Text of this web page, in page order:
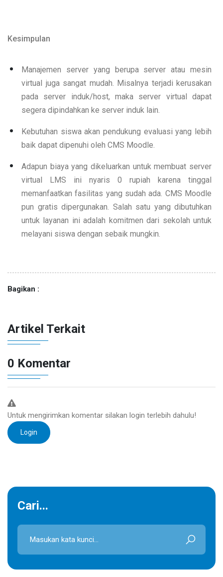
Kesimpulan
Manajemen server yang berupa server atau mesin
virtual juga sangat mudah. Misalnya terjadi kerusakan
pada server induk/host, maka server virtual dapat
segera dipindahkan ke server induk lain.
Kebutuhan siswa akan pendukung evaluasi yang lebih
baik dapat dipenuhi oleh CMS Moodle.
Adapun biaya yang dikeluarkan untuk membuat server
virtual LMS ini nyaris 0 rupiah karena tinggal
memanfaatkan fasilitas yang sudah ada. CMS Moodle
pun gratis dipergunakan. Salah satu yang dibutuhkan
untuk layanan ini adalah komitmen dari sekolah untuk
melayani siswa dengan sebaik mungkin.
Bagikan :
Artikel Terkait
0 Komentar
Untuk mengirimkan komentar silakan login terlebih dahulu!
Login
Cari...